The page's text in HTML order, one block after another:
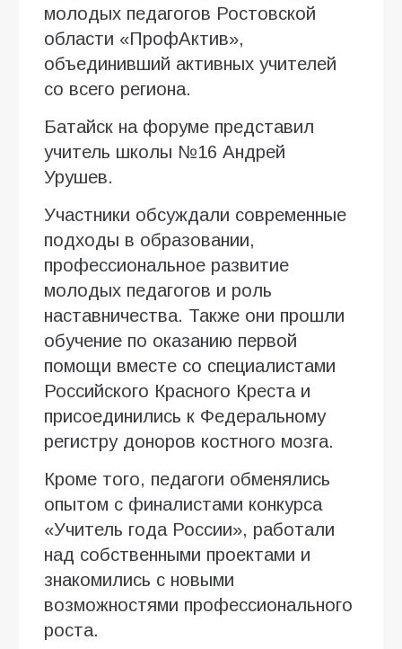
молодых педагогов Ростовской
области «ПрофАктив»,
объединивший активных учителей
со всего региона.
Батайск на форуме представил
учитель школы №16 Андрей
Урушев.
Участники обсуждали современные
подходы в образовании,
профессиональное развитие
молодых педагогов и роль
наставничества. Также они прошли
обучение по оказанию первой
помощи вместе со специалистами
Российского Красного Креста и
присоединились к Федеральному
регистру доноров костного мозга.
Кроме того, педагоги обменялись
опытом с финалистами конкурса
«Учитель года России», работали
над собственными проектами и
знакомились с новыми
возможностями профессионального
роста.